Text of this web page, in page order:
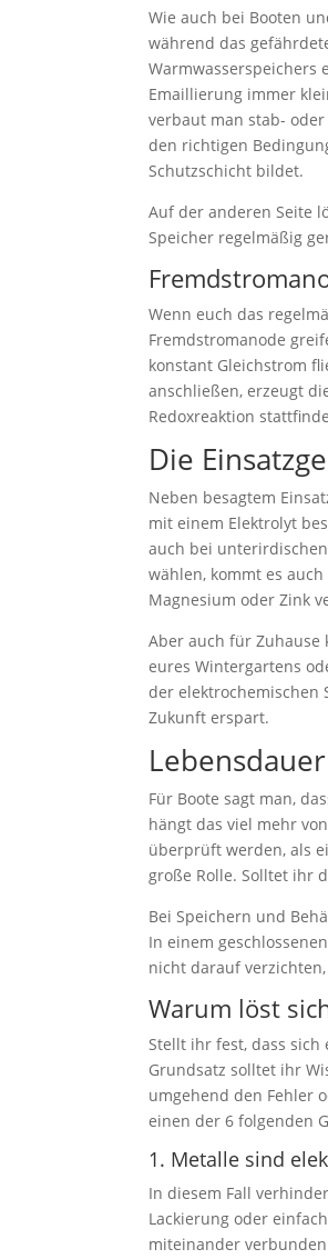
Wie auch bei Booten
während das
Warmwasserspeichers
Emaillierung immer
verbaut man stab-
den richtigen
Schutzschicht bildet.
Auf der anderen Seite
Speicher regelmäßig
Wenn euch das
Fremdstromanode
konstant Gleichstrom
anschließen, erzeugt
Redoxreaktion
Die
Neben besagtem
mit einem Elektrolyt
auch bei
wählen, kommt es
Magnesium oder Zink
Aber auch für
eures Wintergartens
der elektrochemischen
Zukunft erspart.
Für Boote sagt man,
hängt das viel mehr
überprüft werden, als
große Rolle. Solltet ihr
Bei Speichern und
In einem
nicht darauf
Warum löst
Stellt ihr fest, dass
Grundsatz solltet ihr
umgehend den Fehler
einen der 6 folgenden
1. Metalle sind
In diesem Fall
Lackierung oder
miteinander